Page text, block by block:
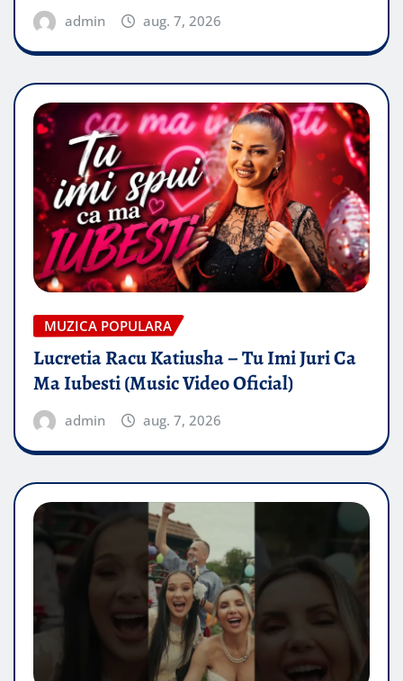
admin aug. 7, 2026
MUZICA POPULARA
Lucretia Racu Katiusha – Tu Imi Juri Ca
Ma Iubesti (Music Video Oficial)
admin aug. 7, 2026